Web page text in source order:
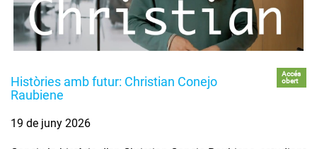
Històries amb futur: Christian Conejo
Raubiene
Accés
obert
19 de juny 2026